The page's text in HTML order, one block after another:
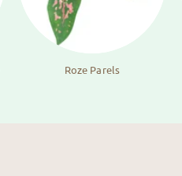
Roze Parels